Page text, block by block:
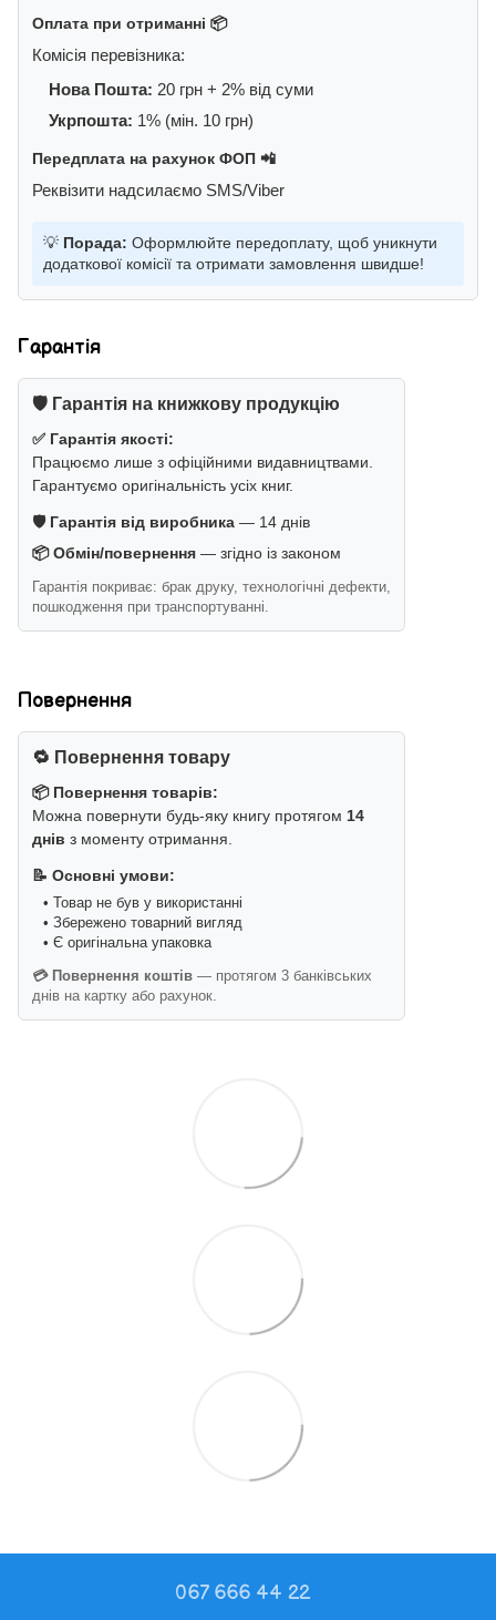
Оплата при отриманні 📦
Комісія перевізника:
Нова Пошта: 20 грн + 2% від суми
Укрпошта: 1% (мін. 10 грн)
Передплата на рахунок ФОП 📲
Реквізити надсилаємо SMS/Viber
💡 Порада: Оформлюйте передоплату, щоб уникнути
додаткової комісії та отримати замовлення швидше!
Гарантія
🛡️ Гарантія на книжкову продукцію
✅ Гарантія якості:
Працюємо лише з офіційними видавництвами.
Гарантуємо оригінальність усіх книг.
🛡️ Гарантія від виробника — 14 днів
📦 Обмін/повернення — згідно із законом
Гарантія покриває: брак друку, технологічні дефекти,
пошкодження при транспортуванні.
Повернення
🔁 Повернення товару
📦 Повернення товарів:
Можна повернути будь-яку книгу протягом 14
днів з моменту отримання.
📝 Основні умови:
• Товар не був у використанні
• Збережено товарний вигляд
• Є оригінальна упаковка
💳 Повернення коштів — протягом 3 банківських
днів на картку або рахунок.
067 666 44 22